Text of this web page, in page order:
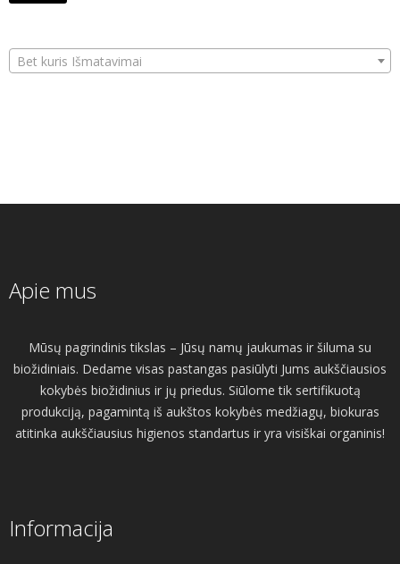
Bet kuris Išmatavimai
Apie mus
Mūsų pagrindinis tikslas – Jūsų namų jaukumas ir šiluma su
biožidiniais. Dedame visas pastangas pasiūlyti Jums aukščiausios
kokybės biožidinius ir jų priedus. Siūlome tik sertifikuotą
produkciją, pagamintą iš aukštos kokybės medžiagų, biokuras
atitinka aukščiausius higienos standartus ir yra visiškai organinis!
Informacija